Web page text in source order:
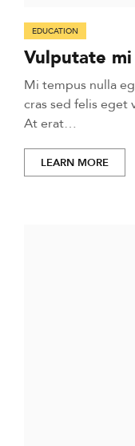
EDUCATION
Vulputate
Mi tempus nulla
cras sed felis eget
At erat…
LEARN MORE